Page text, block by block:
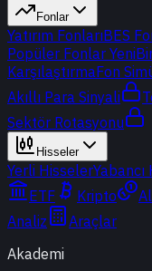
Fonlar
Yatırım FonlarıBES
Popüler Fonlar Yeni
KarşılaştırmaFon
Akıllı Para Sinyali
Sektör Rotasyonu
Hisseler
Yerli Hisseler
ETF
Kripto
Analiz
Araçlar
Akademi